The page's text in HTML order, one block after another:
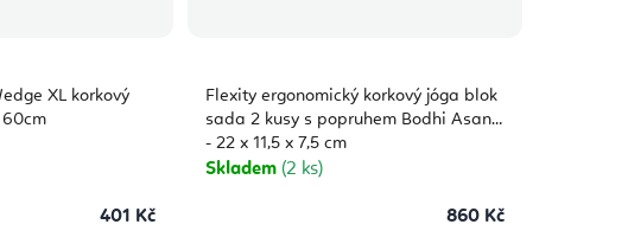
XL korkový
401 Kč
Flexity ergonomický korkový jóga blok
sada 2 kusy s popruhem Bodhi Asana
- 22 x 11,5 x 7,5 cm
Skladem (2 ks)
860 Kč